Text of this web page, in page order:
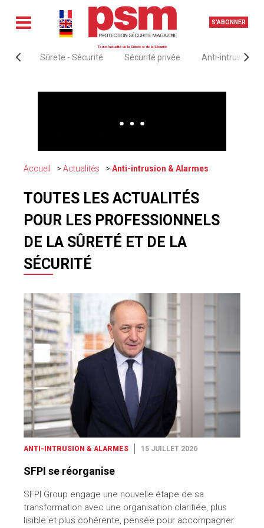
S'ABONNER
Toute l'actualité de la Sûreté et de la Sécurité
Sûrete - Sécurité Sécurité privée Anti-intrusion &
Accueil Actualités Anti-intrusion & Alarmes
TOUTES LES ACTUALITÉS
POUR LES PROFESSIONNELS
DE LA SÛRETÉ ET DE LA
SÉCURITÉ
ANTI-INTRUSION & ALARMES 15 JUILLET 2026
SFPI se réorganise
SFPI Group engage une nouvelle étape de sa
transformation avec une organisation clarifiée, plus
lisible et plus cohérente, pensée pour accompagner